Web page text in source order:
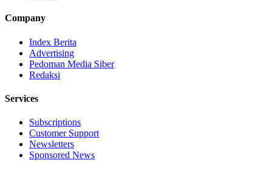
Company
Index Berita
Advertising
Pedoman Media Siber
Redaksi
Services
Subscriptions
Customer Support
Newsletters
Sponsored News